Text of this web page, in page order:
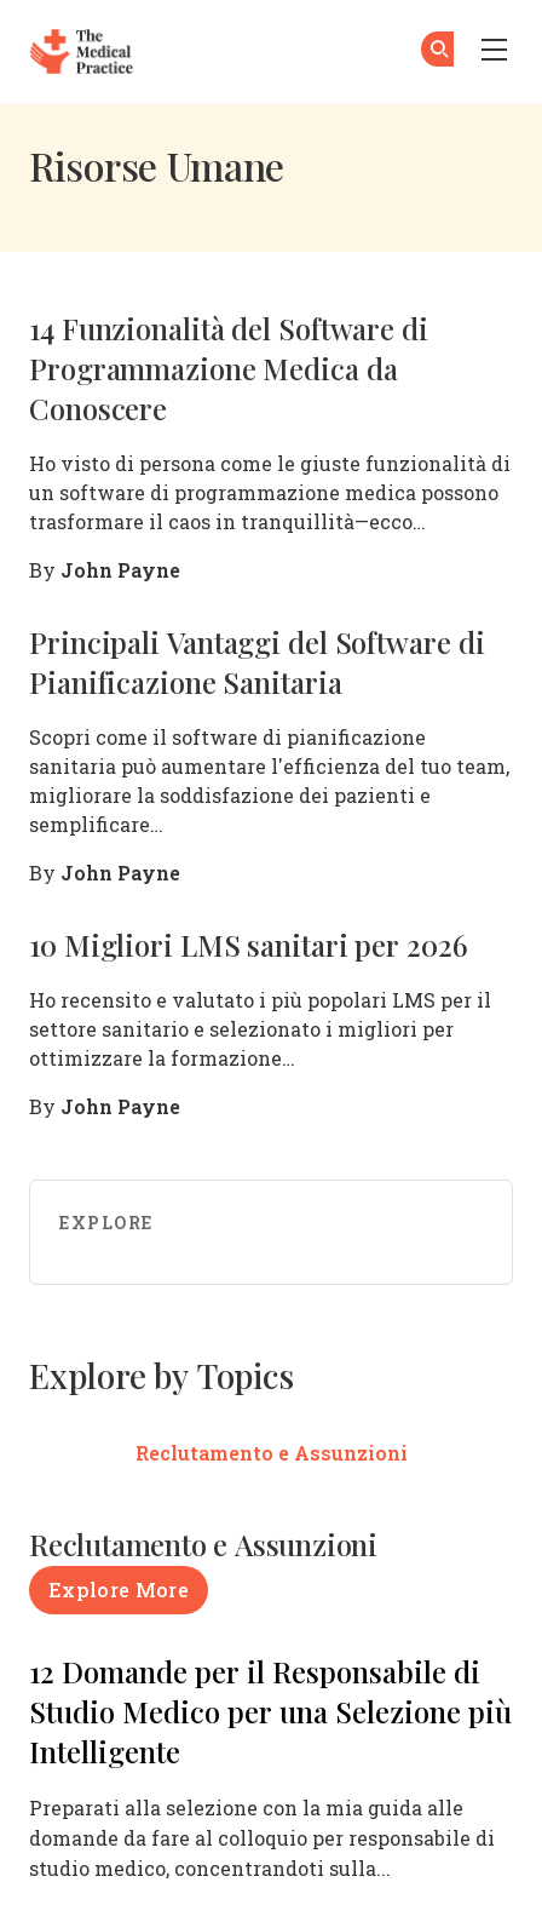
Risorse Umane
14 Funzionalità del Software di
Programmazione Medica da
Conoscere
Ho visto di persona come le giuste funzionalità di
un software di programmazione medica possono
trasformare il caos in tranquillità—ecco…
By John Payne
Principali Vantaggi del Software di
Pianificazione Sanitaria
Scopri come il software di pianificazione
sanitaria può aumentare l'efficienza del tuo team,
migliorare la soddisfazione dei pazienti e
semplificare…
By John Payne
10 Migliori LMS sanitari per 2026
Ho recensito e valutato i più popolari LMS per il
settore sanitario e selezionato i migliori per
ottimizzare la formazione…
By John Payne
EXPLORE
Explore by Topics
Reclutamento e Assunzioni
Reclutamento e Assunzioni
Explore More
12 Domande per il Responsabile di
Studio Medico per una Selezione più
Intelligente
Preparati alla selezione con la mia guida alle
domande da fare al colloquio per responsabile di
studio medico, concentrandoti sulla...